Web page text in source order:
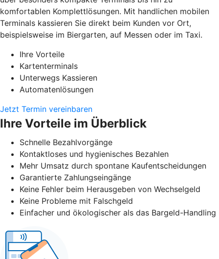
komfortablen Komplettlösungen. Mit handlichen mobilen
Terminals kassieren Sie direkt beim Kunden vor Ort,
beispielsweise im Biergarten, auf Messen oder im Taxi.
Ihre Vorteile
Kartenterminals
Unterwegs Kassieren
Automatenlösungen
Jetzt Termin vereinbaren
Ihre Vorteile im Überblick
Schnelle Bezahlvorgänge
Kontaktloses und hygienisches Bezahlen
Mehr Umsatz durch spontane Kaufentscheidungen
Garantierte Zahlungseingänge
Keine Fehler beim Herausgeben von Wechselgeld
Keine Probleme mit Falschgeld
Einfacher und ökologischer als das Bargeld-Handling